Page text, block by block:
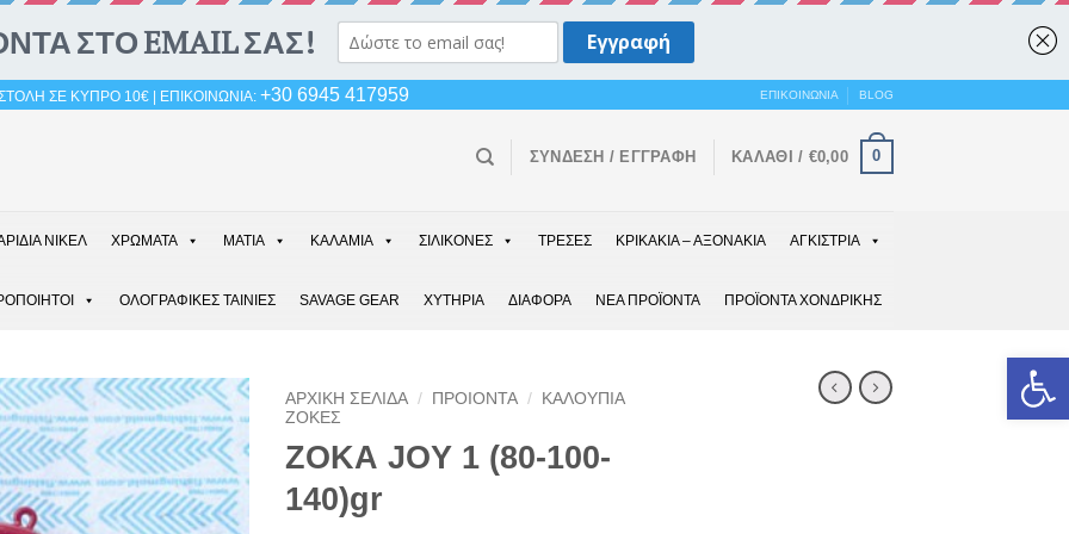
ΣΕ ΚΥΠΡΟ 10€ | ΕΠΙΚΟΙΝΩΝΙΑ: +30 6945 417959 ΕΠΙΚΟΙΝΩΝΙΑ BLOG
ΣΎΝΔΕΣΗ / ΕΓΓΡΑΦΉ ΚΑΛΆΘΙ / €0,00 0
ΝΙΚΕΛ ΧΡΩΜΑΤΑ ΜΑΤΙΑ ΚΑΛΑΜΙΑ ΣΙΛΙΚΟΝΕΣ ΤΡΕΣΕΣ ΚΡΙΚΑΚΙΑ – ΑΞΟΝΑΚΙΑ ΑΓΚΙΣΤΡΙΑ
ΟΛΟΓΡΑΦΙΚΕΣ ΤΑΙΝΙΕΣ SAVAGE GEAR ΧΥΤΗΡΙΑ ΔΙΑΦΟΡΑ ΝΕΑ ΠΡΟΪΟΝΤΑ ΠΡΟΪΟΝΤΑ ΧΟΝΔΡΙΚΗΣ
ΑΡΧΙΚΉ ΣΕΛΊΔΑ / ΠΡΟΙΟΝΤΑ /
ΚΑΛΟΥΠΙΑ
ΖΟΚΕΣ
ΖΟΚΑ JOY 1 (80-100-
140)gr